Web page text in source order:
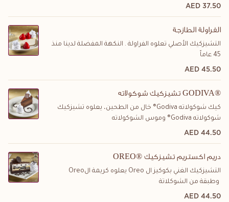
37.50 AED
الفراولة الطازجة
التشيزكيك الأصلي تعلوه الفراولة . النكهة المفضلة لدينا منذ
45 عاماً
45.50 AED
تشيزكيك شوكولاته GODIVA®
كيك شوكولاته Godiva® خال من الطحين، يعلوه تشيزكيك
شوكولاته Godiva® وموس الشوكولاته
44.50 AED
OREO® دريم اكستريم تشيزكيك
التشيزكيك الغني بكوكيز ال Oreo يعلوه كريمة الOreo
وطبقة من الشوكلاتة
44.50 AED